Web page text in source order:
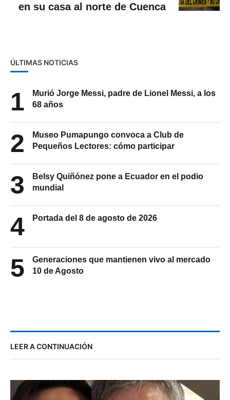
en su casa al norte de Cuenca
ÚLTIMAS NOTICIAS
1
Murió Jorge Messi, padre de Lionel Messi, a los
68 años
2
Museo Pumapungo convoca a Club de
Pequeños Lectores: cómo participar
3
Belsy Quiñónez pone a Ecuador en el podio
mundial
4 Portada del 8 de agosto de 2026
5
Generaciones que mantienen vivo al mercado
10 de Agosto
LEER A CONTINUACIÓN